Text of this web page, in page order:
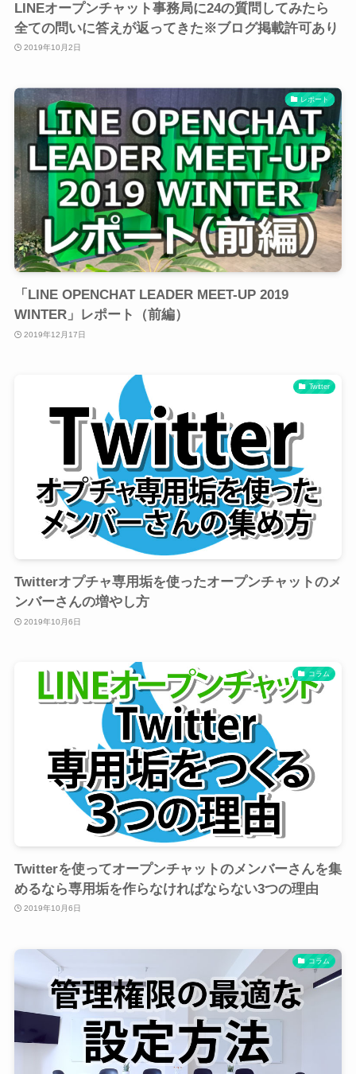
LINEオープンチャット事務局に24の質問してみたら
全ての問いに答えが返ってきた※ブログ掲載許可あり
2019年10月2日
レポート
「LINE OPENCHAT LEADER MEET-UP 2019
WINTER」レポート（前編）
2019年12月17日
Twitter
Twitterオプチャ専用垢を使ったオープンチャットのメ
ンバーさんの増やし方
2019年10月6日
コラム
Twitterを使ってオープンチャットのメンバーさんを集
めるなら専用垢を作らなければならない3つの理由
2019年10月6日
コラム